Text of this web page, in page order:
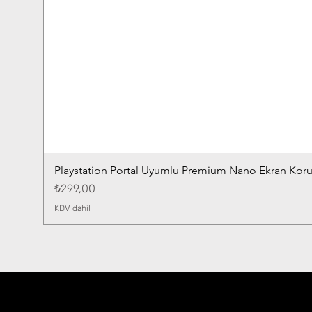
Playstation Portal Uyumlu Premium Nano Ekran
Fiyat
₺299,00
KDV dahil